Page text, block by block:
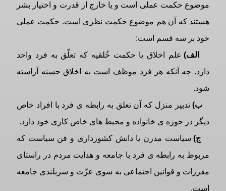
موضوع حکمت عملی است و یا خارج از قدرت و اختیار بشر
هستند که آن هم موضوع حکمت نظری است. حکمت عملی
خود بر سه قسم است:
الف) علم اخلاق یا حکمت خُلقیه که تعلّق به فرد واحد
دارد. چه آنکه هر فرد موظف است به اخلاق حسنه آراسته
شود.
ب) تدبیر منزل که آن تعلق به رابطه ی فرد با افراد خاص
دیگر در حوزه ی خانواده و محیط های خاص کاری خود دارد.
ج) سیاست مدرن یا دانش کشورداری و فن سیاست که
مربوط به رابطه ی فرد با جامعه و هدایت مردم در راستای
مقررات و قوانین اجتماعی به سوی عزّت و سربلندی جامعه
است.